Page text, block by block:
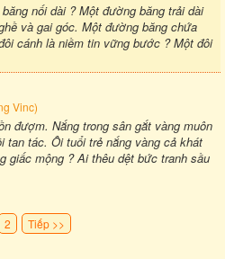
nối dài ? Một đường băng trải dài
và gai góc. Một đường băng chứa
cánh là niềm tin vững bước ? Một đôi
Vinc)
đượm. Nắng trong sân gắt vàng muôn
tác. Ôi tuổi trẻ nắng vàng cả khát
giấc mộng ? Ai thêu dệt bức tranh sầu
2 Tiếp >>